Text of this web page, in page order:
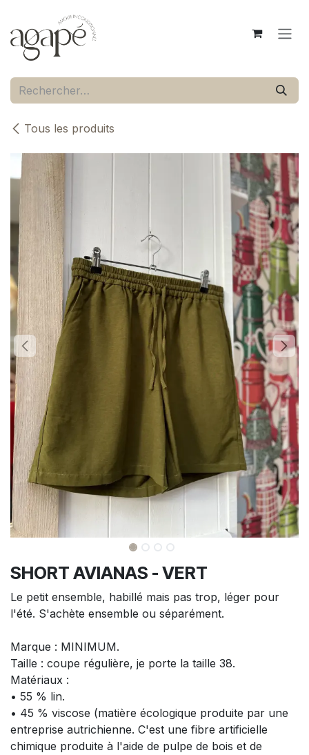
Tous les produits
SHORT AVIANAS - VERT
Le petit ensemble, habillé mais pas trop, léger pour
l'été. S'achète ensemble ou séparément.
Marque : MINIMUM.
Taille : coupe régulière, je porte la taille 38.
Matériaux :
• 55 % lin.
• 45 % viscose (matière écologique produite par une
entreprise autrichienne. C'est une fibre artificielle
chimique produite à l'aide de pulpe de bois et de